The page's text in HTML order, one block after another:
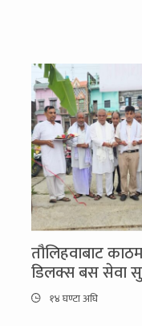
तौलिहवाबाट
डिलक्स बस सेवा
१४ घण्टा अघि